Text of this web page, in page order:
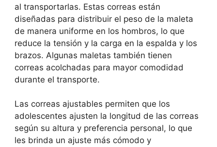
al transportarlas. Estas correas están
diseñadas para distribuir el peso de la maleta
de manera uniforme en los hombros, lo que
reduce la tensión y la carga en la espalda y los
brazos. Algunas maletas también tienen
correas acolchadas para mayor comodidad
durante el transporte.
Las correas ajustables permiten que los
adolescentes ajusten la longitud de las correas
según su altura y preferencia personal, lo que
les brinda un ajuste más cómodo y